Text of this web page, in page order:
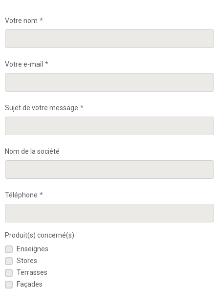
Votre nom
Votre e-mail
Sujet de votre message
Nom de la société
Téléphone
Produit(s) concerné(s)
Enseignes
Stores
Terrasses
Façades